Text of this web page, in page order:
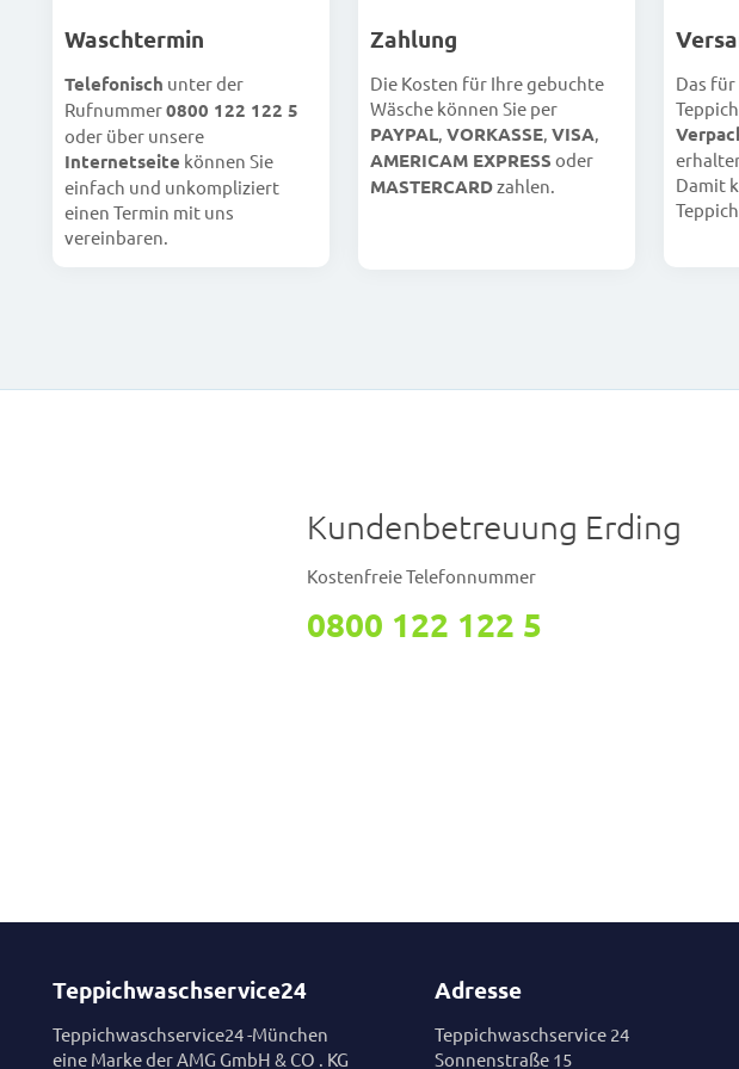
Waschtermin
Telefonisch unter der
Rufnummer0800 122 122 5
oder über unsere
Internetseite können Sie
einfach und unkompliziert
einen Termin mit uns
vereinbaren.
Zahlung
Die Kosten für Ihre gebuchte
Wäsche können Sie per
PAYPAL, VORKASSE, VISA,
AMERICAM EXPRESS oder
MASTERCARDzahlen.
Das für
Damit
Kundenbetreuung Erding
Kostenfreie Telefonnummer
0800 122 122 5
Teppichwaschservice24
Teppichwaschservice24 -München
eine Marke der AMG GmbH & CO . KG
Adresse
Teppichwaschservice 24
Sonnenstraße 15